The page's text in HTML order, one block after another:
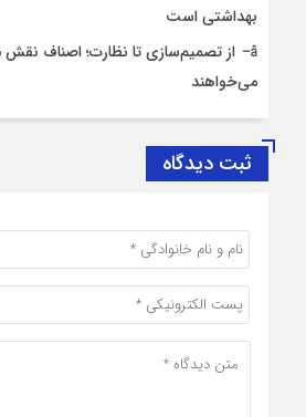
بهداشتی است
از تصمیم‌سازی تا نظارت؛ اصناف نقش
می‌خواهند
ثبت دیدگاه